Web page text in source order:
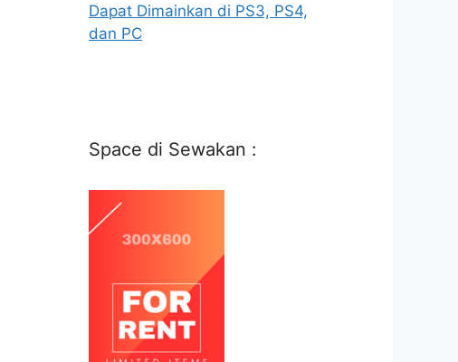
Dapat Dimainkan di PS3, PS4,
dan PC
Space di Sewakan :